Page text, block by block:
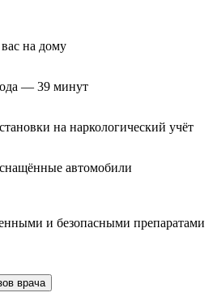
на дому
— 39 минут
на наркологический учёт
автомобили
и безопасными препаратами
врача